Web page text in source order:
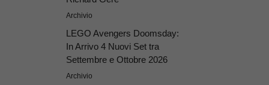
Archivio
LEGO Avengers Doomsday:
In Arrivo 4 Nuovi Set tra
Settembre e Ottobre 2026
Archivio